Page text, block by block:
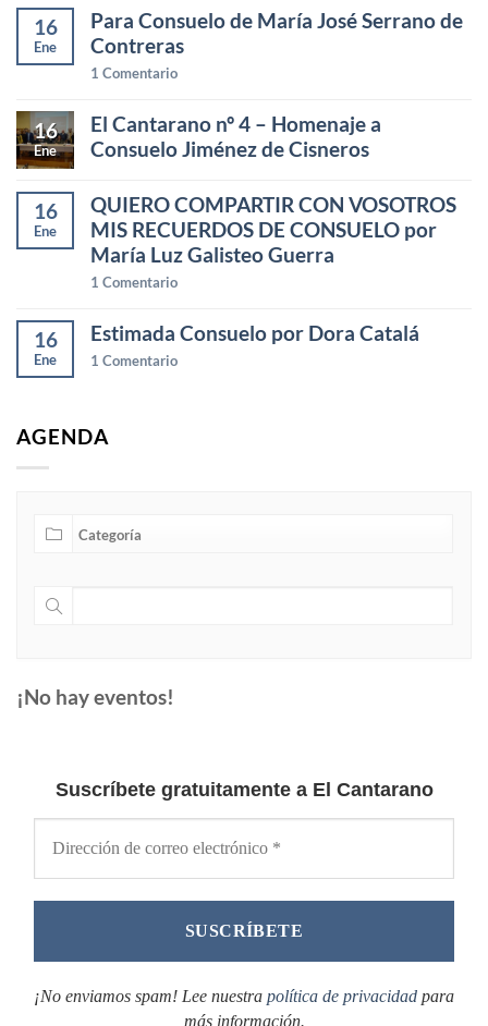
16
Ene
Para Consuelo de María José Serrano de
Contreras
1 Comentario
16
Ene
El Cantarano nº 4 – Homenaje a
Consuelo Jiménez de Cisneros
16
Ene
QUIERO COMPARTIR CON VOSOTROS
MIS RECUERDOS DE CONSUELO por
María Luz Galisteo Guerra
1 Comentario
16
Ene
Estimada Consuelo por Dora Catalá
1 Comentario
AGENDA
¡No hay eventos!
Suscríbete gratuitamente a El Cantarano
¡No enviamos spam! Lee nuestra política de privacidad para
más información.